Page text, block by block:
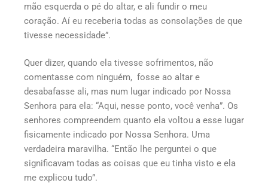
mão esquerda o pé do altar, e ali fundir o meu
coração. Aí eu receberia todas as consolações de que
tivesse necessidade”.
Quer dizer, quando ela tivesse sofrimentos, não
comentasse com ninguém, fosse ao altar e
desabafasse ali, mas num lugar indicado por Nossa
Senhora para ela: “Aqui, nesse ponto, você venha”. Os
senhores compreendem quanto ela voltou a esse lugar
fisicamente indicado por Nossa Senhora. Uma
verdadeira maravilha. “Então lhe perguntei o que
significavam todas as coisas que eu tinha visto e ela
me explicou tudo”.